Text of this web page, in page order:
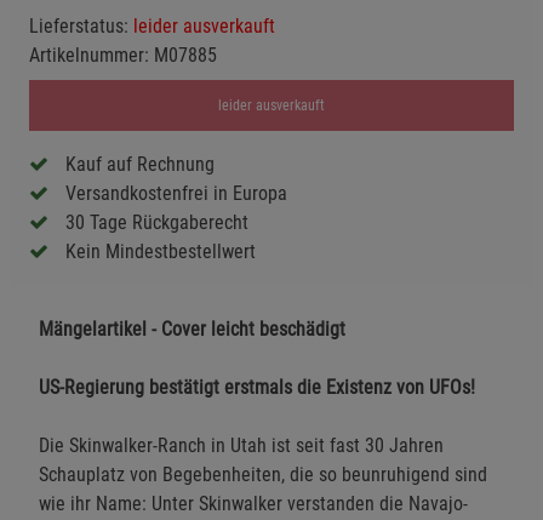
Lieferstatus: leider ausverkauft
Artikelnummer: M07885
leider ausverkauft
Kauf auf Rechnung
Versandkostenfrei in Europa
30 Tage Rückgaberecht
Kein Mindestbestellwert
Mängelartikel - Cover leicht beschädigt
US-Regierung bestätigt erstmals die Existenz von UFOs!
Die Skinwalker-Ranch in Utah ist seit fast 30 Jahren
Schauplatz von Begebenheiten, die so beunruhigend sind
wie ihr Name: Unter Skinwalker verstanden die Navajo-